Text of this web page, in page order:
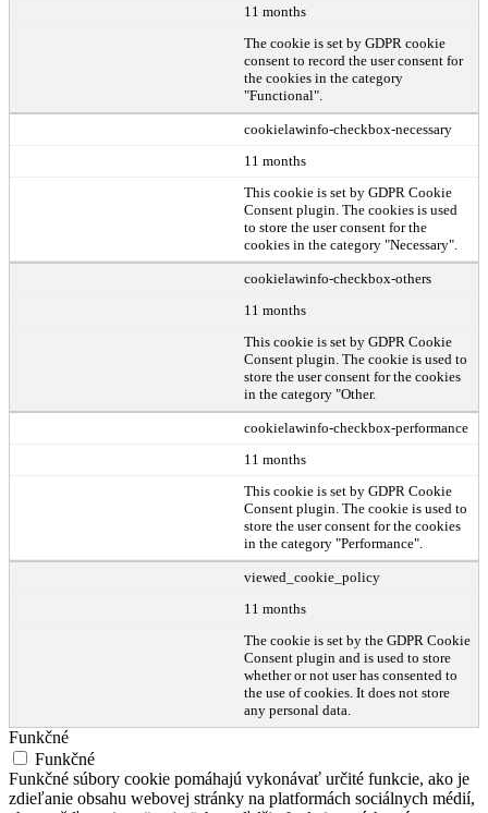
11 months
The cookie is set by GDPR cookie
consent to record the user consent for
the cookies in the category
"Functional".
cookielawinfo-checkbox-necessary
11 months
This cookie is set by GDPR Cookie
Consent plugin. The cookies is used
to store the user consent for the
cookies in the category "Necessary".
cookielawinfo-checkbox-others
11 months
This cookie is set by GDPR Cookie
Consent plugin. The cookie is used to
store the user consent for the cookies
in the category "Other.
cookielawinfo-checkbox-performance
11 months
This cookie is set by GDPR Cookie
Consent plugin. The cookie is used to
store the user consent for the cookies
in the category "Performance".
viewed_cookie_policy
11 months
The cookie is set by the GDPR Cookie
Consent plugin and is used to store
whether or not user has consented to
the use of cookies. It does not store
any personal data.
Funkčné
Funkčné
Funkčné súbory cookie pomáhajú vykonávať určité funkcie, ako je
zdieľanie obsahu webovej stránky na platformách sociálnych médií,